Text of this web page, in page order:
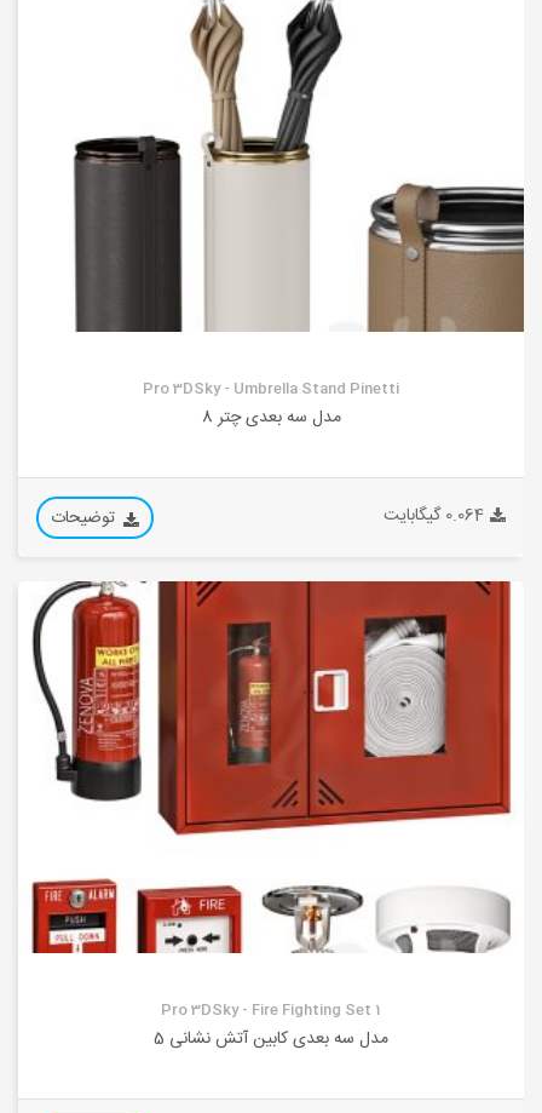
Pro 3DSky - Umbrella Stand Pinetti
مدل سه بعدی چتر 8
0.064 گیگابایت توضیحات
Pro 3DSky - Fire Fighting Set 1
مدل سه بعدی کابین آتش نشانی 5